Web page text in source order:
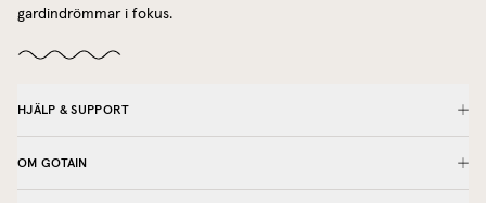
gardindrömmar i fokus.
HJÄLP & SUPPORT
OM GOTAIN